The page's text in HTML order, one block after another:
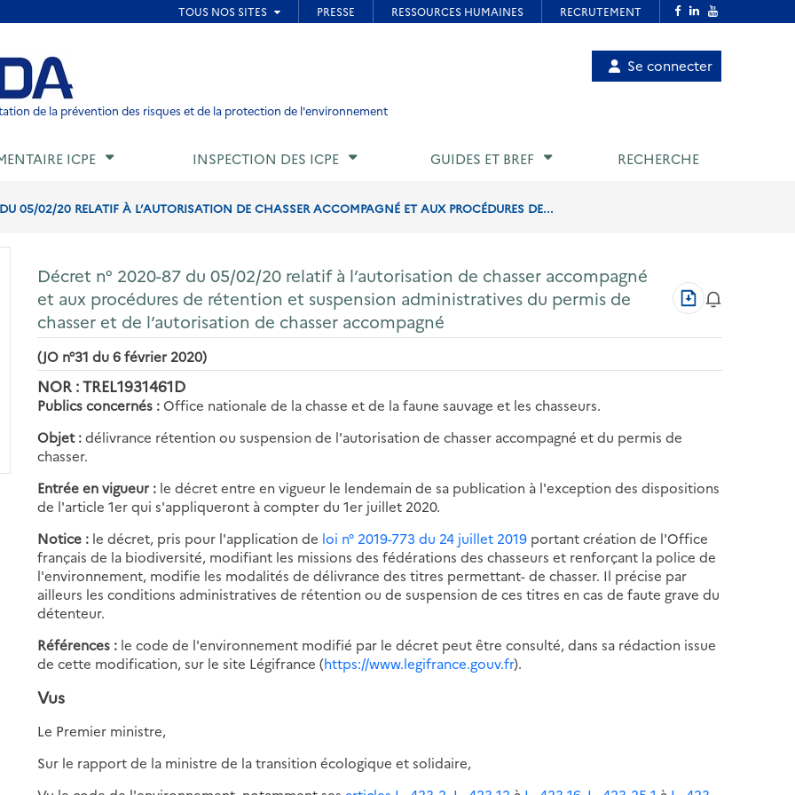
de page
de la prévention des risques et de la protection de l'environnement
Menu
utilisateur
Se connecter
ICPE INSPECTION DES ICPE GUIDES ET BREF RECHERCHE
05/02/20 RELATIF À L’AUTORISATION DE CHASSER ACCOMPAGNÉ ET AUX PROCÉDURES DE...
Décret n° 2020-87 du 05/02/20 relatif à l’autorisation de chasser accompagné
et aux procédures de rétention et suspension administratives du permis de
chasser et de l’autorisation de chasser accompagné
Télécharger
au
(JO n°31 du 6 février 2020)
NOR : TREL1931461D
Publics concernés :Office nationale de la chasse et de la faune sauvage et les chasseurs.
Objet :délivrance rétention ou suspension de l'autorisation de chasser accompagné et du permis de
chasser.
Entrée en vigueur : le décret entre en vigueur le lendemain de sa publication à l'exception des dispositions
de l'article 1er qui s'appliqueront à compter du 1er juillet 2020.
Notice : le décret, pris pour l'application de loi n° 2019-773 du 24 juillet 2019 portant création de l'Office
français de la biodiversité, modifiant les missions des fédérations des chasseurs et renforçant la police de
l'environnement, modifie les modalités de délivrance des titres permettant- de chasser. Il précise par
ailleurs les conditions administratives de rétention ou de suspension de ces titres en cas de faute grave du
détenteur.
Références : le code de l'environnement modifié par le décret peut être consulté, dans sa rédaction issue
de cette modification, sur le site Légifrance (https://www.legifrance.gouv.fr).
Vus
Le Premier ministre,
Sur le rapport de la ministre de la transition écologique et solidaire,